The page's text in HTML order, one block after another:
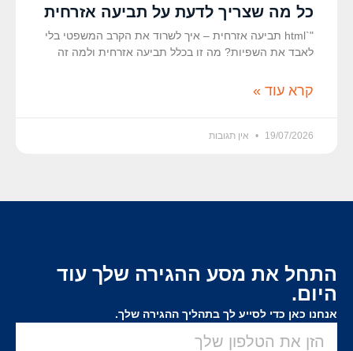
כל מה שצריך לדעת על תביעה אזרחית
"`html תביעה אזרחית – איך לשרוד את הקרב המשפטי בלי
לאבד את השפיות? מה זו בכלל תביעה אזרחית ולמה זה
קרא עוד »
19/07/2026 אין תגובות
התחל את מסע ההגירה שלך עוד
היום.
אנחנו כאן כדי לסייע לך בתהליך ההגירה שלך.